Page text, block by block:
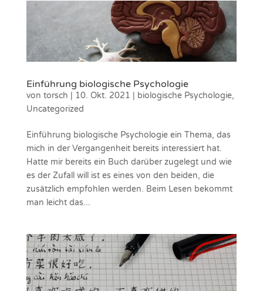
Einführung biologische Psychologie
von torsch 10. Okt. 2021 biologische Psychologie,
Uncategorized
Einführung biologische Psychologie ein Thema, das
mich in der Vergangenheit bereits interessiert hat.
Hatte mir bereits ein Buch darüber zugelegt und wie
es der Zufall will ist es eines von den beiden, die
zusätzlich empfohlen werden. Beim Lesen bekommt
man leicht das...